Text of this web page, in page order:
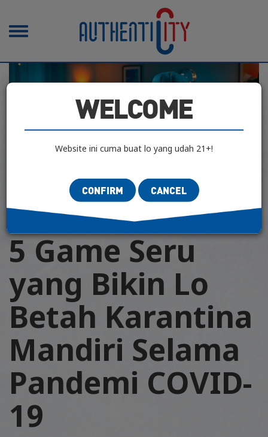
Toggle
CLASIFIED CULTURE|CONTEMPORARY| 19 Mei 2020
5 Game Seru
yang Bikin Lo
Betah Karantina
Mandiri Selama
Pandemi COVID-
19
WELCOME
Website ini cuma buat lo yang udah 21+!
CONFIRM CANCEL